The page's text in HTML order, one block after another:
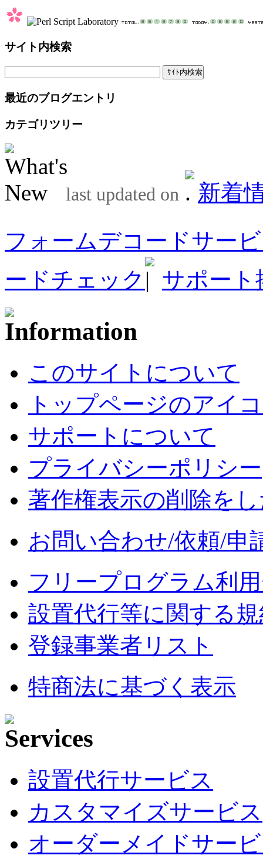
サイト内検索
最近のブログエントリ
カテゴリツリー
last updated on
新着
フォームデコードサー
ードチェック
サポート
このサイトについて
トップページのアイ
サポートについて
プライバシーポリシー
著作権表示の削除を
お問い合わせ/依頼/申
フリープログラム利
設置代行等に関する
登録事業者リスト
特商法に基づく表示
設置代行サービス
カスタマイズサービス
オーダーメイドサー